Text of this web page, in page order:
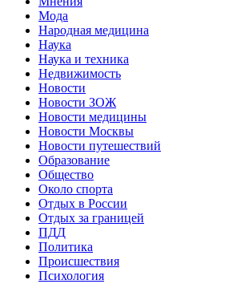
Мода
Народная медицина
Наука
Наука и техника
Недвижимость
Новости
Новости ЗОЖ
Новости медицины
Новости Москвы
Новости путешествий
Образование
Общество
Около спорта
Отдых в России
Отдых за границей
ПДД
Политика
Происшествия
Психология